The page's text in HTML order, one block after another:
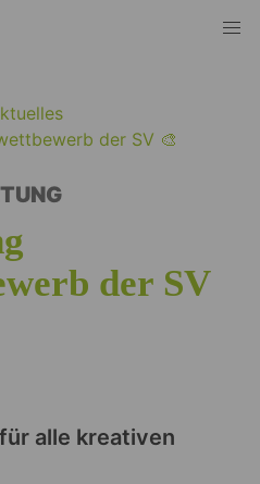
der SV 🎨
der SV
alle kreativen